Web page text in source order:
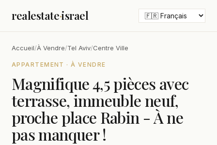
realestate·israel
Accueil/À Vendre/Tel Aviv/Centre Ville
APPARTEMENT · À VENDRE
Magnifique 4,5 pièces avec
terrasse, immeuble neuf,
proche place Rabin - À ne
pas manquer !